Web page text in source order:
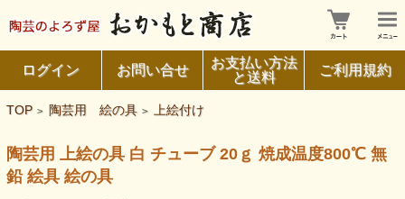
ログイン お問い合せ
お支払い方法
と送料
ご利用規約
TOP > 陶芸用 絵の具 > 上絵付け
陶芸用 上絵の具 白 チューブ 20ｇ 焼成温度800℃ 無
鉛 絵具 絵の具